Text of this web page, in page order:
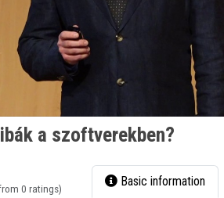
a szoftverekben?
0 ratings) Basic information